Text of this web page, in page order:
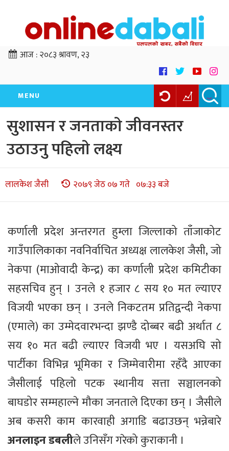
आज :२०८३ श्रावण, २३
MENU
सुशासन र जनताकाे जीवनस्तर
उठाउनु पहिलाे लक्ष्य
लालकेश जैसी २०७९ जेठ ०७ गते ०७:३३ बजे
कर्णाली प्रदेश अन्तरगत हुम्ला जिल्लाको ताँजाकोट
गाउँपालिकाका नवनिर्वाचित अध्यक्ष लालकेश जैसी, जो
नेकपा (माओवादी केन्द्र) का कर्णाली प्रदेश कमिटीका
सहसचिव हुन् । उनले १ हजार ८ सय १० मत ल्याएर
विजयी भएका छन् । उनले निकटतम प्रतिद्वन्दी नेकपा
(एमाले) का उम्मेदवारभन्दा झण्डै दोब्बर बढी अर्थात ८
सय १० मत बढी ल्याएर विजयी भए । यसअघि सो
पार्टीका विभिन्न भूमिका र जिम्मेवारीमा रहँदै आएका
जैसीलाई पहिलो पटक स्थानीय सत्ता सञ्चालनको
बाघडोर सम्महाल्ने मौका जनताले दिएका छन् । जैसीले
अब कसरी काम कारवाही अगाडि बढाउछन् भन्नेबारे
अनलाइन डबलीले उनिसँग गरेको कुराकानी ।